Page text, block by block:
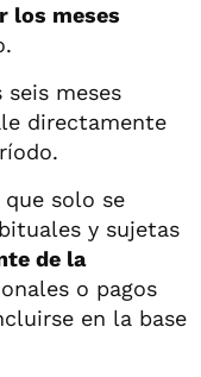
los meses
meses
directamente
solo se
y sujetas
de la
o pagos
en la base